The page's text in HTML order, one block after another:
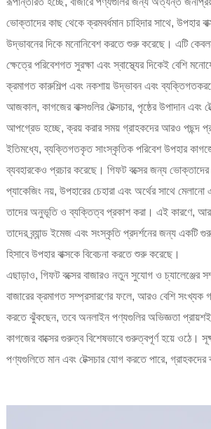
ভোক্তাদের কাছ থেকে ক্রমবর্ধমান চাহিদার সাথে, উপহার
উদ্ভাবনের দিকে মনোনিবেশ করতে শুরু করেছে। এটি
ক্ষেত্রে পরিবেশগত সুরক্ষা এবং স্বাস্থ্যের দিকেই বেশি
ক্রমাগত কারুশিল্প এবং নকশায় উদ্ভাবন এবং
আজকাল, কাগজের বাক্সগুলির টেক্সচার, পৃষ্ঠের উপাদান এবং
আপগ্রেড হচ্ছে, ক্রয় করার সময় গ্রাহকদের আরও পছন্দ
ইতিমধ্যে, ব্যক্তিগতকৃত সাংস্কৃতিক পরিবেশ উপহার
ব্যবহারকেও প্রচার করেছে। গিফট বক্সের জন্য
প্যাকেজিং নয়, উপহারের চেহারা এবং অর্থের সাথে মেলানো
তাদের অনুভূতি ও ব্যক্তিত্ব প্রকাশ করা। এই কারণে,
তাদের ব্র্যান্ড ইমেজ এবং সংস্কৃতি প্রদর্শনের জন্য একটি
হিসাবে উপহার বাক্সকে বিবেচনা করতে শুরু করেছে।
এছাড়াও, গিফট বক্সের বাজারও নতুন সুযোগ ও চ্যালেঞ্জের
বাজারের ক্রমাগত সম্প্রসারণের ফলে, আরও বেশি সংখ্যক
করতে ঝুঁকছেন, তবে অনলাইন পণ্যগুলির অভিজ্ঞতা
কাগজের বাক্সের গুরুত্ব বিশেষভাবে গুরুত্বপূর্ণ হয়ে ওঠে।
পণ্যগুলিতে মান এবং টেক্সচার যোগ করতে পারে, গ্রাহকদের